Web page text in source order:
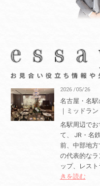
2026 /05/26
名古屋・名
｜ミッドラ
名駅周辺で
て、 JR・名
前、中部地
の代表的な
ップ、レス
きを読む